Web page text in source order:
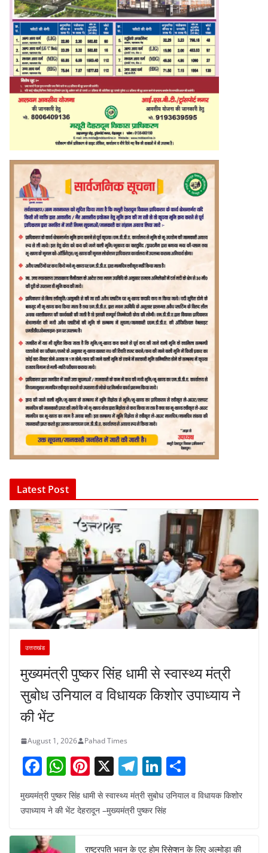
Latest Post
उत्तराखंड
मुख्यमंत्री पुष्कर सिंह धामी से स्वास्थ्य मंत्री
सुबोध उनियाल व विधायक किशोर उपाध्याय ने
की भेंट
August 1, 2026 Pahad Times
F
a
c
b
W
h
at
A
Pi
nt
er
e
st
X T
el
e
gr
a
Li
n
k
dI
ar
मुख्यमंत्री पुष्कर सिंह धामी से स्वास्थ्य मंत्री सुबोध उनियाल व विधायक किशोर
उपाध्याय ने की भेंट देहरादून –मुख्यमंत्री पुष्कर सिंह
राष्ट्रपति भवन के एट होम रिसेप्शन के लिए अल्मोड़ा की